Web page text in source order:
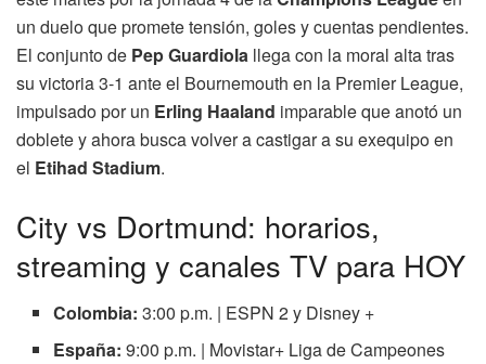
un duelo que promete tensión, goles y cuentas pendientes.
El conjunto de Pep Guardiola llega con la moral alta tras
su victoria 3-1 ante el Bournemouth en la Premier League,
impulsado por un Erling Haaland imparable que anotó un
doblete y ahora busca volver a castigar a su exequipo en
el Etihad Stadium.
City vs Dortmund: horarios,
streaming y canales TV para HOY
Colombia: 3:00 p.m. | ESPN 2 y Disney +
España: 9:00 p.m. | Movistar+ Liga de Campeones